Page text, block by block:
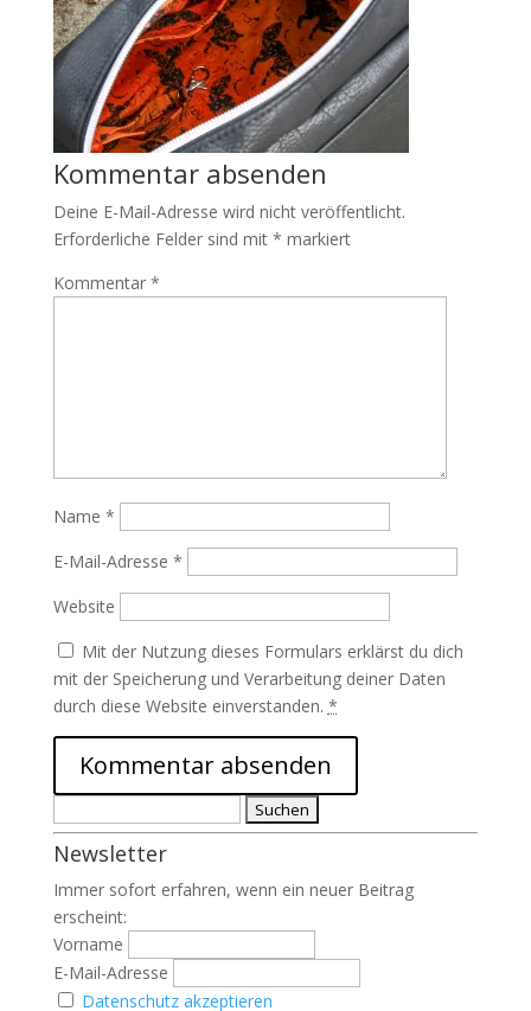
Kommentar absenden
Deine E-Mail-Adresse wird nicht veröffentlicht.
Erforderliche Felder sind mit * markiert
Kommentar *
Name *
E-Mail-Adresse *
Website
Mit der Nutzung dieses Formulars erklärst du dich
mit der Speicherung und Verarbeitung deiner Daten
durch diese Website einverstanden. *
nach:
Newsletter
Immer sofort erfahren, wenn ein neuer Beitrag
erscheint:
Vorname
E-Mail-Adresse
Datenschutz akzeptieren